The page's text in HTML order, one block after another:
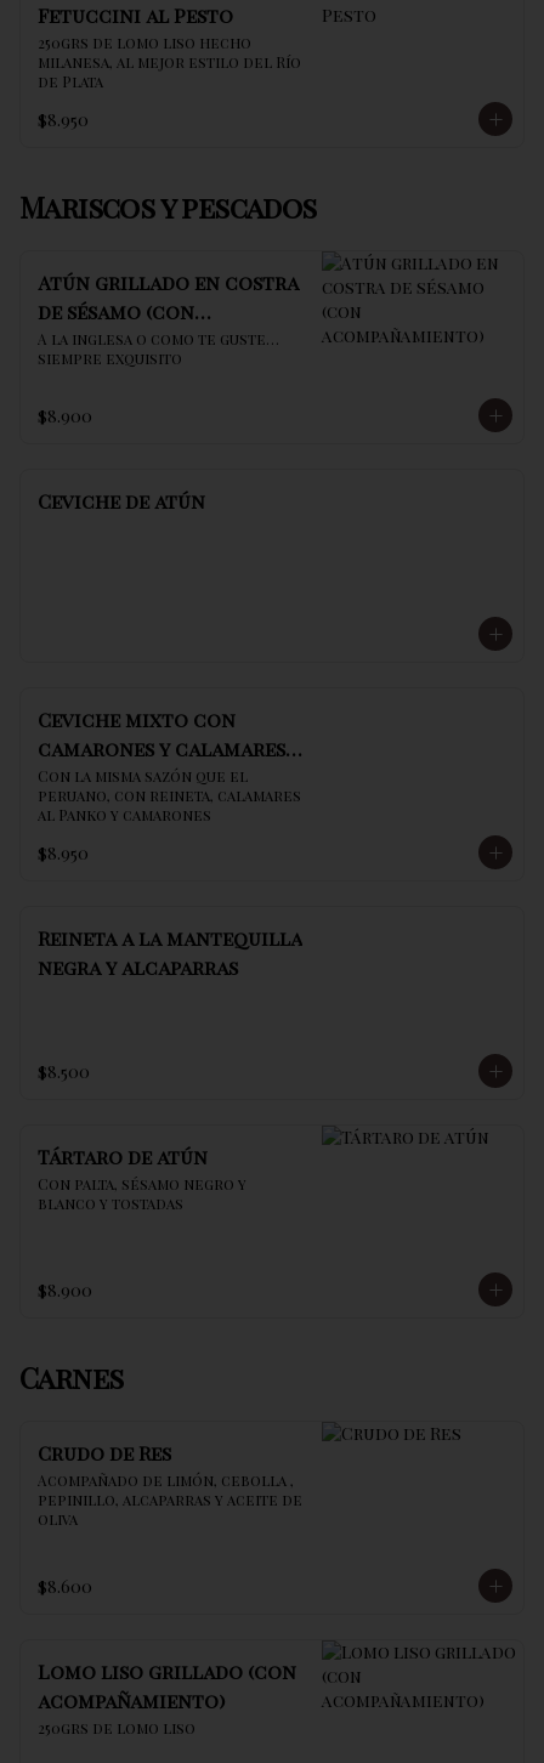
Fetuccini al Pesto
250grs de lomo liso hecho
milanesa, al mejor estilo del Río
de Plata
$8.950
Mariscos y pescados
Atún grillado en costra
de sésamo (con
acompañamiento)
A la inglesa o como te guste…
siempre exquisito
$8.900
Ceviche de atún
Ceviche mixto con
camarones y calamares
al panko
Con la misma sazón que el
peruano, con reineta, calamares
al Panko y camarones
$8.950
Reineta a la mantequilla
negra y alcaparras
$8.500
Tártaro de atún
Con palta, sésamo negro y
blanco y tostadas
$8.900
Carnes
Crudo de Res
Acompañado de limón, cebolla ,
pepinillo, alcaparras y aceite de
oliva
$8.600
Lomo liso grillado (con
acompañamiento)
250grs de lomo liso